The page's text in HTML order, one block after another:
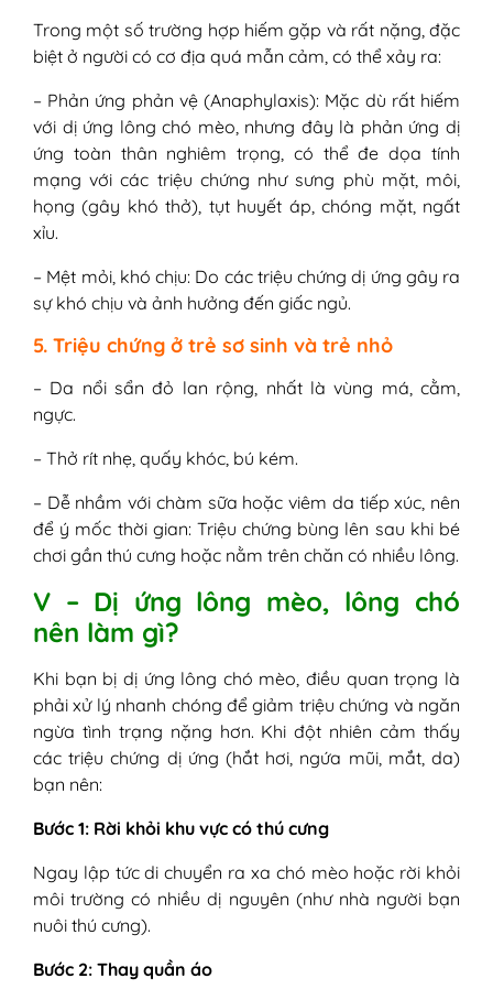
Trong một số trường hợp hiếm gặp và rất nặng, đặc
biệt ở người có cơ địa quá mẫn cảm, có thể xảy ra:
– Phản ứng phản vệ (Anaphylaxis): Mặc dù rất hiếm
với dị ứng lông chó mèo, nhưng đây là phản ứng dị
ứng toàn thân nghiêm trọng, có thể đe dọa tính
mạng với các triệu chứng như sưng phù mặt, môi,
họng (gây khó thở), tụt huyết áp, chóng mặt, ngất
xỉu.
– Mệt mỏi, khó chịu: Do các triệu chứng dị ứng gây ra
sự khó chịu và ảnh hưởng đến giấc ngủ.
5. Triệu chứng ở trẻ sơ sinh và trẻ nhỏ
– Da nổi sẩn đỏ lan rộng, nhất là vùng má, cằm,
ngực.
– Thở rít nhẹ, quấy khóc, bú kém.
– Dễ nhầm với chàm sữa hoặc viêm da tiếp xúc, nên
để ý mốc thời gian: Triệu chứng bùng lên sau khi bé
chơi gần thú cưng hoặc nằm trên chăn có nhiều lông.
V – Dị ứng lông mèo, lông chó
nên làm gì?
Khi bạn bị dị ứng lông chó mèo, điều quan trọng là
phải xử lý nhanh chóng để giảm triệu chứng và ngăn
ngừa tình trạng nặng hơn. Khi đột nhiên cảm thấy
các triệu chứng dị ứng (hắt hơi, ngứa mũi, mắt, da)
bạn nên:
Bước 1: Rời khỏi khu vực có thú cưng
Ngay lập tức di chuyển ra xa chó mèo hoặc rời khỏi
môi trường có nhiều dị nguyên (như nhà người bạn
nuôi thú cưng).
Bước 2: Thay quần áo